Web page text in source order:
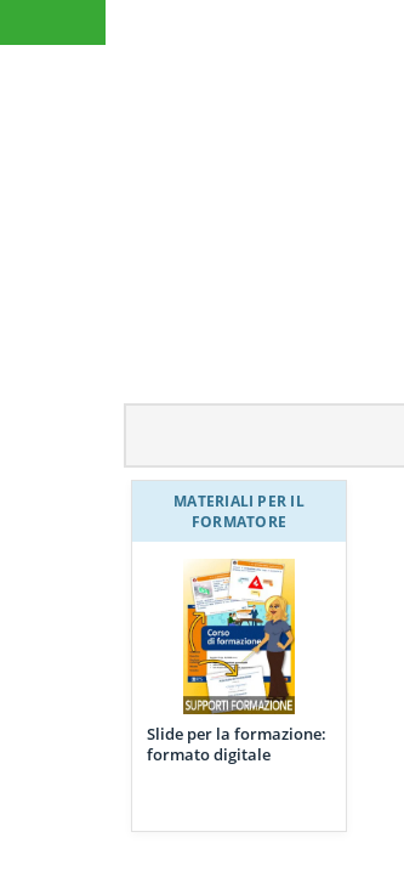
MATERIALI PER IL
FORMATORE
Slide per la formazione:
formato digitale